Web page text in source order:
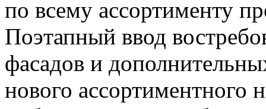
по всему ассортименту
Поэтапный ввод
фасадов и
нового ассортиментного